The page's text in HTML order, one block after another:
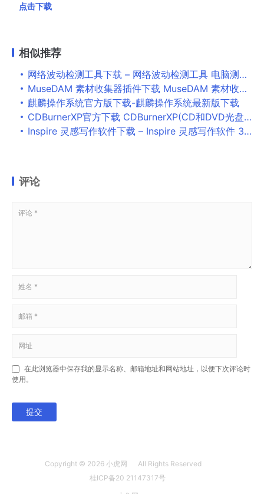
点击下载
相似推荐
网络波动检测工具下载 – 网络波动检测工具 电脑测速工具 1.1 免费版
MuseDAM 素材收集器插件下载 MuseDAM 素材收集器/截图 v2.1.1 Chrome扩展插件
麒麟操作系统官方版下载-麒麟操作系统最新版下载
CDBurnerXP官方下载 CDBurnerXP(CD和DVD光盘刻录软件) v4.5.8.7128 x64 多国语言安装版
Inspire 灵感写作软件下载 – Inspire 灵感写作软件 3.9.1.206 中文破解版
评论
在此浏览器中保存我的显示名称、邮箱地址和网站地址，以便下次评论时
使用。
提交
Copyright © 2026 小虎网
All Rights Reserved
桂ICP备20 21147317号